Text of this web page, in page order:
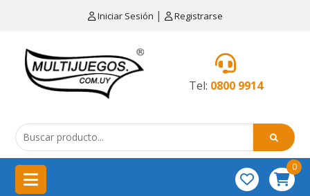
Iniciar Sesión | Registrarse
Tel: 0800 9914
MENÚ
de
cocina
China
importación
0